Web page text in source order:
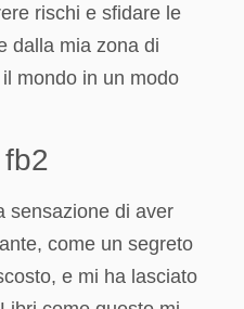
rischi e sfidare le
dalla mia zona di
mondo in un modo
sensazione di aver
come un segreto
e mi ha lasciato